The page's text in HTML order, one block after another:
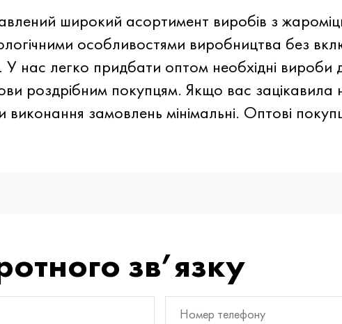
широкий асортимент виробів з
особливостями виробництва без
У нас легко придбати оптом необхідні вироби
роздрібним покупцям. Якщо вас зацікавила
замовлень мінімальні. Оптові
зв’язку